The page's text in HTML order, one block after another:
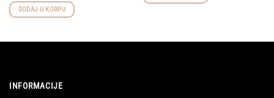
DODAJ U KORPU
INFORMACIJE